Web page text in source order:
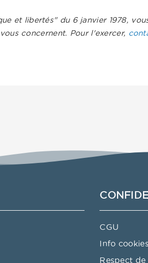
et libertés" du 6 janvier 1978,
concernent. Pour l'exercer,
CGU
Info cookies
Respect